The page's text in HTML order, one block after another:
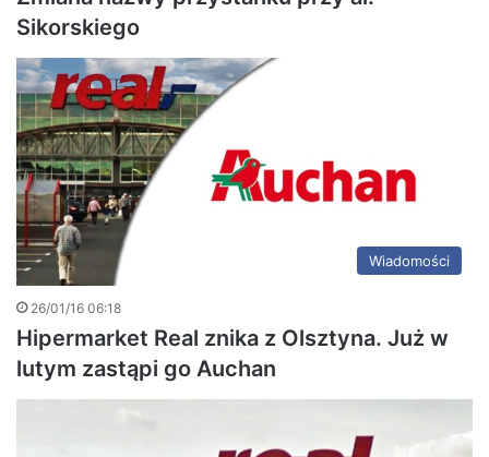
Sikorskiego
Wiadomości
26/01/16 06:18
Hipermarket Real znika z Olsztyna. Już w
lutym zastąpi go Auchan